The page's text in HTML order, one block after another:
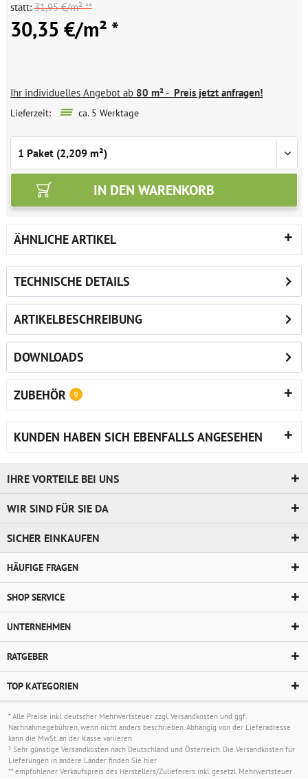
statt: 31,95 €/m² **
30,35 €/m² *
Ihr individuelles Angebot ab 80 m²- Preis jetzt anfragen!
Lieferzeit: ca. 5 Werktage
IN DEN WARENKORB
ÄHNLICHE ARTIKEL
TECHNISCHE DETAILS
ARTIKELBESCHREIBUNG
DOWNLOADS
ZUBEHÖR 9
KUNDEN HABEN SICH EBENFALLS ANGESEHEN
IHRE VORTEILE BEI UNS
WIR SIND FÜR SIE DA
SICHER EINKAUFEN
HÄUFIGE FRAGEN
SHOP SERVICE
UNTERNEHMEN
RATGEBER
TOP KATEGORIEN
* Alle Preise inkl. deutscher Mehrwertsteuer zzgl.Versandkosten und ggf.
Nachnahmegebühren, wenn nicht anders beschrieben. Abhängig von der Lieferadresse
kann die MwSt. an der Kasse variieren.
¹ Sehr günstige Versandkosten nach Deutschland und Österreich. Die Versandkosten für
Lieferungen in andere Länder finden Sie hier
** empfohlener Verkaufspreis des Herstellers/Zulieferers inkl. gesetzl. Mehrwertsteuer